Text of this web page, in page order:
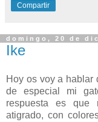
Compartir
domingo, 20 de
Ike
Hoy os voy a hablar
de especial mi
respuesta es que
atigrado, con